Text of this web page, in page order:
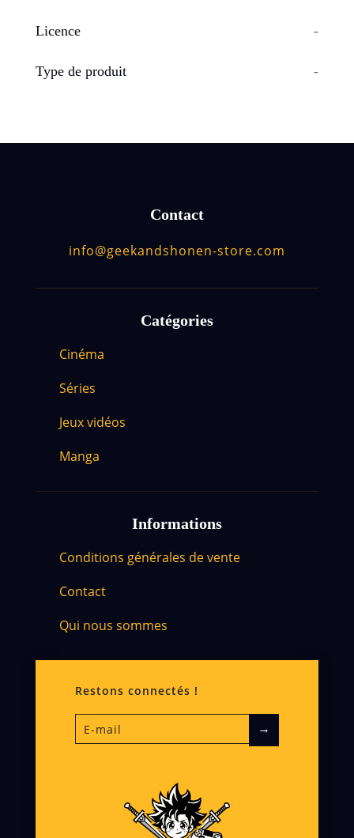
Licence -
Type de produit -
Contact
info@geekandshonen-store.com
Catégories
Cinéma
Séries
Jeux vidéos
Manga
Informations
Conditions générales de vente
Contact
Qui nous sommes
Restons connectés !
→